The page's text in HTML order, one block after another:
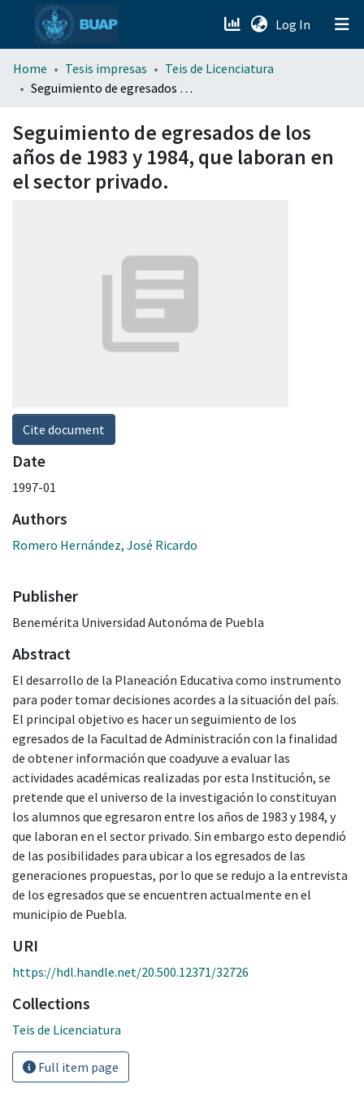
Log In (current)
menu.section.about_menu
Home Tesis impresas
Teis de Licenciatura
Seguimiento de egresados de los años de 1983 y 1984, que laboran en el sector privado.
Seguimiento de egresados de los
años de 1983 y 1984, que laboran en
el sector privado.
Cite document
Date
1997-01
Authors
Romero Hernández, José Ricardo
Publisher
Benemérita Universidad Autonóma de Puebla
Abstract
El desarrollo de la Planeación Educativa como instrumento
para poder tomar decisiones acordes a la situación del país.
El principal objetivo es hacer un seguimiento de los
egresados de la Facultad de Administración con la finalidad
de obtener información que coadyuve a evaluar las
actividades académicas realizadas por esta Institución, se
pretende que el universo de la investigación lo constituyan
los alumnos que egresaron entre los años de 1983 y 1984, y
que laboran en el sector privado. Sin embargo esto dependió
de las posibilidades para ubicar a los egresados de las
generaciones propuestas, por lo que se redujo a la entrevista
de los egresados que se encuentren actualmente en el
municipio de Puebla.
URI
https://hdl.handle.net/20.500.12371/32726
Collections
Teis de Licenciatura
Full item page